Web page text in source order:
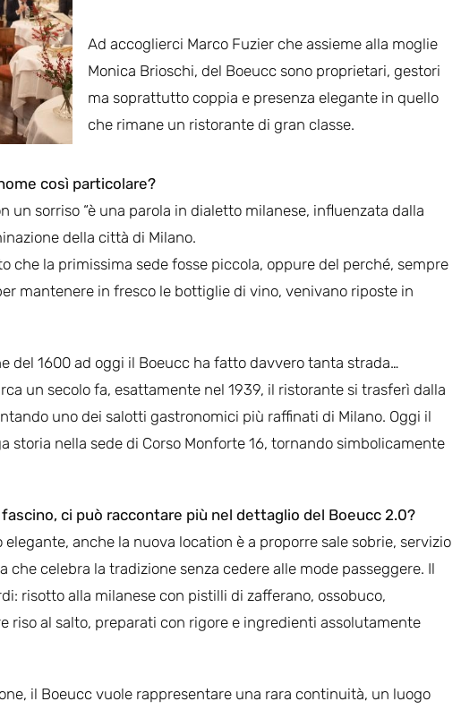
Ad accoglierci Marco Fuzier che assieme alla moglie
Monica Brioschi, del Boeucc sono proprietari, gestori
ma soprattutto coppia e presenza elegante in quello
che rimane un ristorante di gran classe.
così particolare?
un sorriso “è una parola in dialetto milanese, influenzata dalla
della città di Milano.
che la primissima sede fosse piccola, oppure del perché, sempre
mantenere in fresco le bottiglie di vino, venivano riposte in
del 1600 ad oggi il Boeucc ha fatto davvero tanta strada…
un secolo fa, esattamente nel 1939, il ristorante si trasferì dalla
uno dei salotti gastronomici più raffinati di Milano. Oggi il
storia nella sede di Corso Monforte 16, tornando simbolicamente
ci può raccontare più nel dettaglio del Boeucc 2.0?
anche la nuova location è a proporre sale sobrie, servizio
celebra la tradizione senza cedere alle mode passeggere. Il
risotto alla milanese con pistilli di zafferano, ossobuco,
riso al salto, preparati con rigore e ingredienti assolutamente
il Boeucc vuole rappresentare una rara continuità, un luogo